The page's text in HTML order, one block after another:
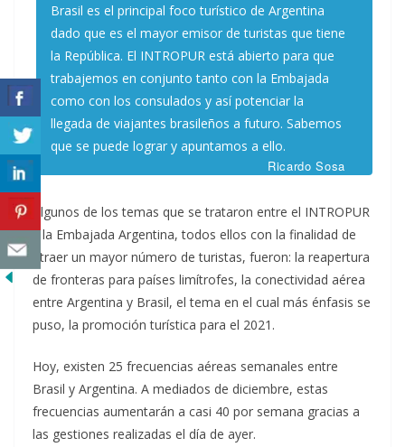
Brasil es el principal foco turístico de Argentina
dado que es el mayor emisor de turistas que tiene
la República. El INTROPUR está abierto para que
trabajemos en conjunto tanto con la Embajada
como con los consulados y así potenciar la
llegada de viajantes brasileños a futuro. Sabemos
que se puede lograr y apuntamos a ello.
Ricardo Sosa
Algunos de los temas que se trataron entre el INTROPUR
y la Embajada Argentina, todos ellos con la finalidad de
atraer un mayor número de turistas, fueron: la reapertura
de fronteras para países limítrofes, la conectividad aérea
entre Argentina y Brasil, el tema en el cual más énfasis se
puso, la promoción turística para el 2021.
Hoy, existen 25 frecuencias aéreas semanales entre
Brasil y Argentina. A mediados de diciembre, estas
frecuencias aumentarán a casi 40 por semana gracias a
las gestiones realizadas el día de ayer.